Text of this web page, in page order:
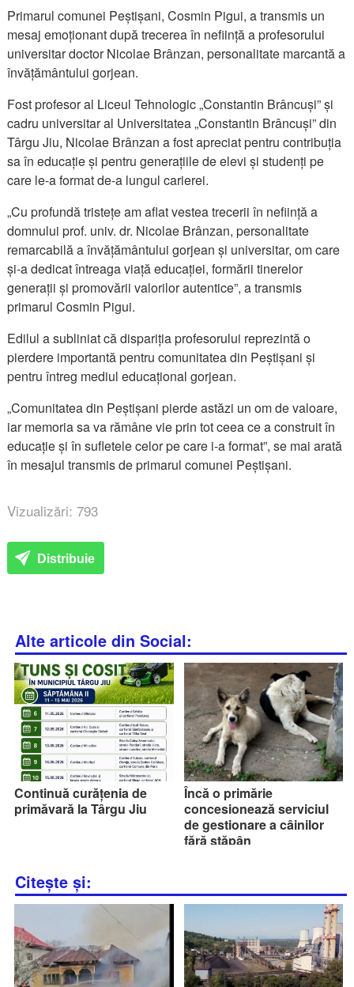
Primarul comunei Peștișani, Cosmin Pigui, a transmis un
mesaj emoționant după trecerea în neființă a profesorului
universitar doctor Nicolae Brânzan, personalitate marcantă a
învățământului gorjean.
Fost profesor al Liceul Tehnologic „Constantin Brâncuși” și
cadru universitar al Universitatea „Constantin Brâncuși” din
Târgu Jiu, Nicolae Brânzan a fost apreciat pentru contribuția
sa în educație și pentru generațiile de elevi și studenți pe
care le-a format de-a lungul carierei.
„Cu profundă tristețe am aflat vestea trecerii în neființă a
domnului prof. univ. dr. Nicolae Brânzan, personalitate
remarcabilă a învățământului gorjean și universitar, om care
și-a dedicat întreaga viață educației, formării tinerelor
generații și promovării valorilor autentice”, a transmis
primarul Cosmin Pigui.
Edilul a subliniat că dispariția profesorului reprezintă o
pierdere importantă pentru comunitatea din Peștișani și
pentru întreg mediul educațional gorjean.
„Comunitatea din Peștișani pierde astăzi un om de valoare,
iar memoria sa va rămâne vie prin tot ceea ce a construit în
educație și în sufletele celor pe care i-a format”, se mai arată
în mesajul transmis de primarul comunei Peștișani.
Vizualizări: 793
Distribuie
Alte articole din Social:
Continuă curățenia de
primăvară la Târgu Jiu
Încă o primărie
concesionează serviciul
de gestionare a câinilor
fără stăpân
Citește și: